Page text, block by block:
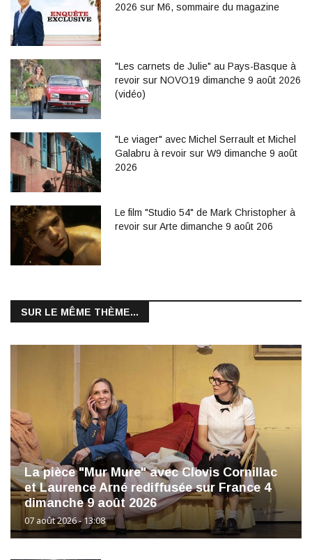
2026 sur M6, sommaire du magazine
"Les carnets de Julie" au Pays-Basque à
revoir sur NOVO19 dimanche 9 août 2026
(vidéo)
"Le viager" avec Michel Serrault et Michel
Galabru à revoir sur W9 dimanche 9 août
2026
Le film "Studio 54" de Mark Christopher à
revoir sur Arte dimanche 9 août 206
SUR LE MÊME THÈME...
La pièce "Mur Mure" avec Clovis Cornillac
et Laurence Arné rediffusée sur France 4
dimanche 9 août 2026
07 août 2026 - 13:08